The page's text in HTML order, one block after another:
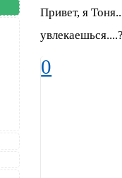
Привет, я
0